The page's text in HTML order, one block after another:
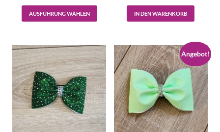
AUSFÜHRUNG WÄHLEN IN DEN WARENKORB
Angebot!